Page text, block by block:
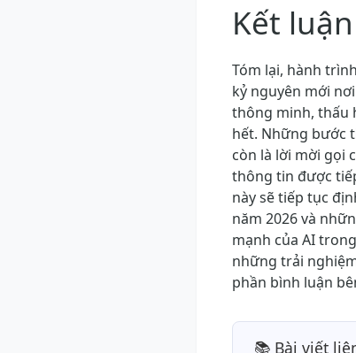
Kết luận
Tóm lại, hành
kỷ nguyên mới
thông minh, thấu
hết. Những bước
còn là lời mời gọi
thông tin được
này sẽ tiếp tục
năm 2026 và
mạnh của AI
những trải
phần bình luận
📚 Bài viết